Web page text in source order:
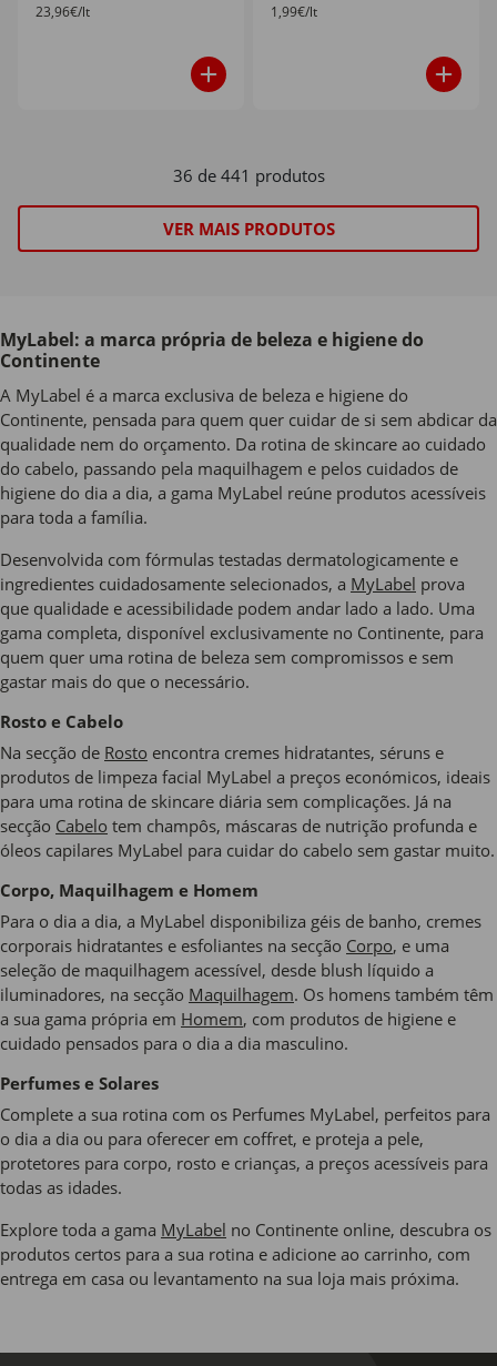
23,96€/lt 1,99€/lt
36 de 441 produtos
VER MAIS PRODUTOS
MyLabel: a marca própria de beleza e higiene do
Continente
A MyLabel é a marca exclusiva de beleza e higiene do
Continente, pensada para quem quer cuidar de si sem abdicar da
qualidade nem do orçamento. Da rotina de skincare ao cuidado
do cabelo, passando pela maquilhagem e pelos cuidados de
higiene do dia a dia, a gama MyLabel reúne produtos acessíveis
para toda a família.
Desenvolvida com fórmulas testadas dermatologicamente e
ingredientes cuidadosamente selecionados, a MyLabel prova
que qualidade e acessibilidade podem andar lado a lado. Uma
gama completa, disponível exclusivamente no Continente, para
quem quer uma rotina de beleza sem compromissos e sem
gastar mais do que o necessário.
Rosto e Cabelo
Na secção de Rosto encontra cremes hidratantes, séruns e
produtos de limpeza facial MyLabel a preços económicos, ideais
para uma rotina de skincare diária sem complicações. Já na
secção Cabelo tem champôs, máscaras de nutrição profunda e
óleos capilares MyLabel para cuidar do cabelo sem gastar muito.
Corpo, Maquilhagem e Homem
Para o dia a dia, a MyLabel disponibiliza géis de banho, cremes
corporais hidratantes e esfoliantes na secção Corpo, e uma
seleção de maquilhagem acessível, desde blush líquido a
iluminadores, na secção Maquilhagem. Os homens também têm
a sua gama própria em Homem, com produtos de higiene e
cuidado pensados para o dia a dia masculino.
Perfumes e Solares
Complete a sua rotina com os Perfumes MyLabel, perfeitos para
o dia a dia ou para oferecer em coffret, e proteja a pele,
protetores para corpo, rosto e crianças, a preços acessíveis para
todas as idades.
Explore toda a gama MyLabel no Continente online, descubra os
produtos certos para a sua rotina e adicione ao carrinho, com
entrega em casa ou levantamento na sua loja mais próxima.